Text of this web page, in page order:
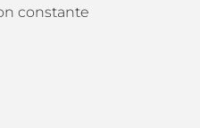
constante